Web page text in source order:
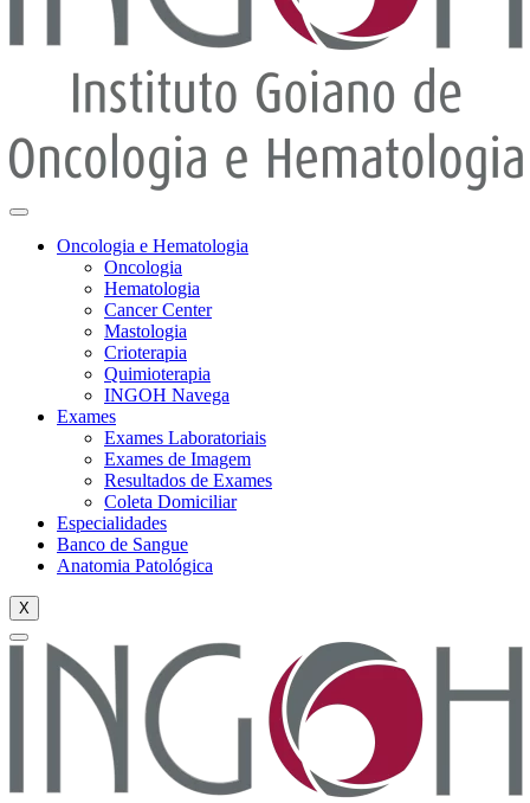
Oncologia e Hematologia
Oncologia
Hematologia
Cancer Center
Mastologia
Crioterapia
Quimioterapia
INGOH Navega
Exames
Exames Laboratoriais
Exames de Imagem
Resultados de Exames
Coleta Domiciliar
Especialidades
Banco de Sangue
Anatomia Patológica
X